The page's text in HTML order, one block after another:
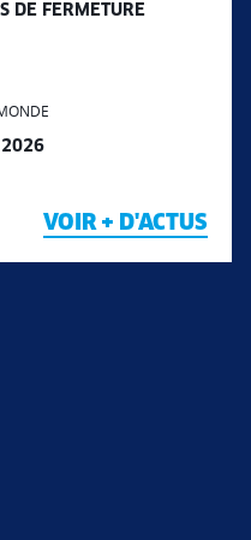
DE FERMETURE
2026
VOIR + D'ACTUS